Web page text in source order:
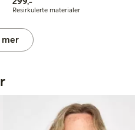
Resirkulerte materialer
mer